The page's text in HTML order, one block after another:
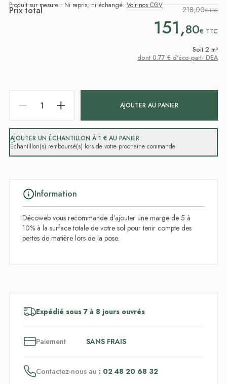
Produit sur mesure : Ni repris, ni échangé.Voir nos CGV
Prix total 218,00€ TTC
151,80€ TTC
Soit 2 m²
dont 0.77 € d'éco-part- DEA
AJOUTER AU PANIER
AJOUTER UN ÉCHANTILLON À 1 € AU PANIER
Échantillon(s) remboursé(s) lors de votre prochaine commande
Information
Décoweb vous recommande d’ajouter une marge de 5 à
10% à la surface totale de votre sol pour tenir compte des
pertes de matière lors de la pose.
Expédié sous 7 à 8 jours ouvrés
Paiement SANS FRAIS
Contactez-nous au : 02 48 20 68 32